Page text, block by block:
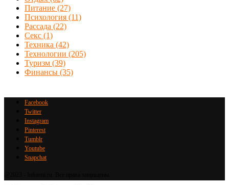
Питание (27)
Психология (11)
Рассада (22)
Секс (1)
Техника (42)
Технологии (205)
Туризм (39)
Финансы (35)
Facebook
Twitter
Instagram
Pinterest
Tumblr
Youtube
Snapchat